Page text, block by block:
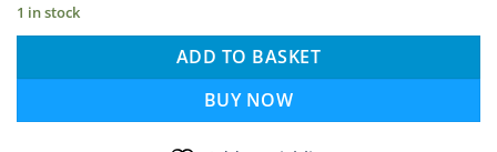
1 in stock
ADD TO BASKET
BUY NOW